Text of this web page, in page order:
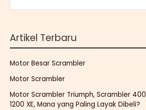
Artikel Terbaru
Motor Besar Scrambler
Motor Scrambler
Motor Scrambler Triumph, Scrambler
1200 XE, Mana yang Paling Layak Dibeli?